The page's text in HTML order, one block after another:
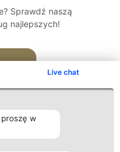
Live chat
w
Sprawdź naszą
najlepszych!